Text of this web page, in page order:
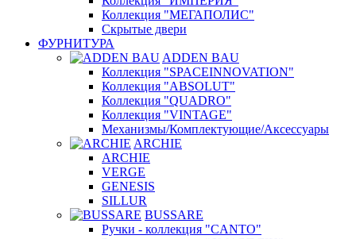
Коллекция "МЕГАПОЛИС"
Скрытые двери
ФУРНИТУРА
ADDEN BAU
Коллекция "SPACEINNOVATION"
Коллекция "ABSOLUT"
Коллекция "QUADRO"
Коллекция "VINTAGE"
Механизмы/Комплектующие/Аксессуары
ARCHIE
ARCHIE
VERGE
GENESIS
SILLUR
BUSSARE
Ручки - коллекция "CANTO"